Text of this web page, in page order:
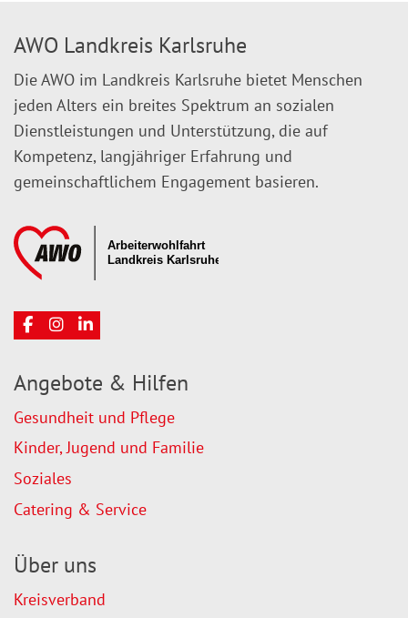
AWO Landkreis Karlsruhe
Die AWO im Landkreis Karlsruhe bietet Menschen
jeden Alters ein breites Spektrum an sozialen
Dienstleistungen und Unterstützung, die auf
Kompetenz, langjähriger Erfahrung und
gemeinschaftlichem Engagement basieren.
Angebote & Hilfen
Gesundheit und Pflege
Kinder, Jugend und Familie
Soziales
Catering & Service
Über uns
Kreisverband